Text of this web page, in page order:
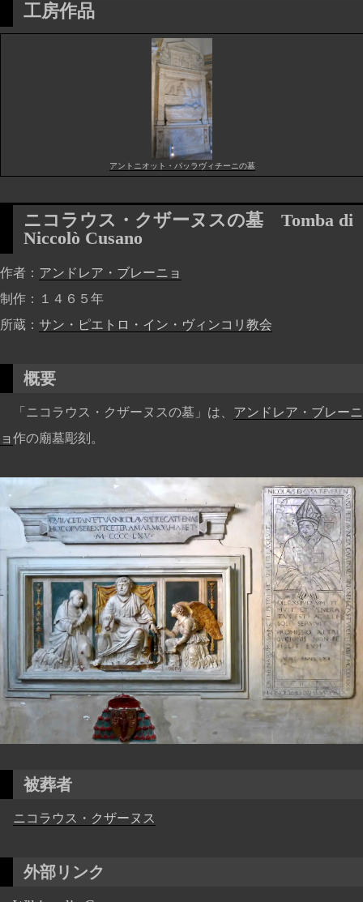
工房作品
アントニオット・パッラヴィチーニの墓
ニコラウス・クザーヌスの墓 Tomba di
Niccolò Cusano
作者
アンドレア・ブレーニョ
制作
１４６５年
所蔵
サン・ピエトロ・イン・ヴィンコリ教会
概要
「ニコラウス・クザーヌスの墓」は、 アンドレア・ブレーニ
ョ作の廟墓彫刻。
被葬者
ニコラウス・クザーヌス
外部リンク